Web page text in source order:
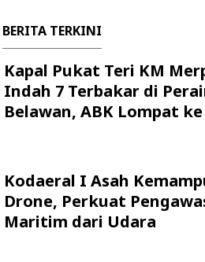
BERITA TERKINI
Kapal Pukat Teri KM
Indah 7 Terbakar di
Belawan, ABK Lompat
Kodaeral I Asah
Drone, Perkuat
Maritim dari Udara